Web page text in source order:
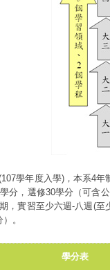
學年度入學)，本系4
分，選修30學分（可含
，實習至少六週-八週(
。
學分表